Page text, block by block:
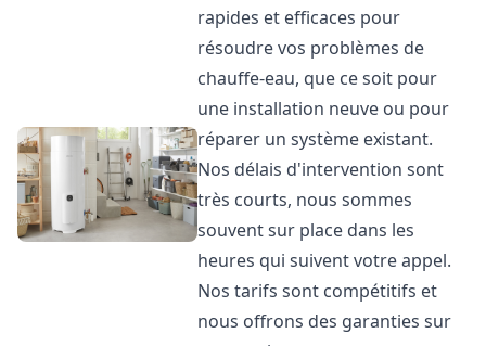
rapides et efficaces pour
résoudre vos problèmes de
chauffe-eau, que ce soit pour
une installation neuve ou pour
réparer un système existant.
Nos délais d'intervention sont
très courts, nous sommes
souvent sur place dans les
heures qui suivent votre appel.
Nos tarifs sont compétitifs et
nous offrons des garanties sur